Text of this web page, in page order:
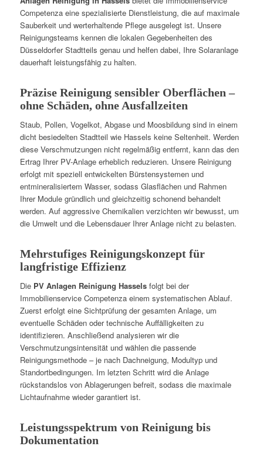
Competenza eine spezialisierte Dienstleistung, die auf maximale
Sauberkeit und werterhaltende Pflege ausgelegt ist. Unsere
Reinigungsteams kennen die lokalen Gegebenheiten des
Düsseldorfer Stadtteils genau und helfen dabei, Ihre Solaranlage
dauerhaft leistungsfähig zu halten.
Präzise Reinigung sensibler Oberflächen –
ohne Schäden, ohne Ausfallzeiten
Staub, Pollen, Vogelkot, Abgase und Moosbildung sind in einem
dicht besiedelten Stadtteil wie Hassels keine Seltenheit. Werden
diese Verschmutzungen nicht regelmäßig entfernt, kann das den
Ertrag Ihrer PV-Anlage erheblich reduzieren. Unsere Reinigung
erfolgt mit speziell entwickelten Bürstensystemen und
entmineralisiertem Wasser, sodass Glasflächen und Rahmen
Ihrer Module gründlich und gleichzeitig schonend behandelt
werden. Auf aggressive Chemikalien verzichten wir bewusst, um
die Umwelt und die Lebensdauer Ihrer Anlage nicht zu belasten.
Mehrstufiges Reinigungskonzept für
langfristige Effizienz
Die PV Anlagen Reinigung Hasselsfolgt bei der
Immobilienservice Competenza einem systematischen Ablauf.
Zuerst erfolgt eine Sichtprüfung der gesamten Anlage, um
eventuelle Schäden oder technische Auffälligkeiten zu
identifizieren. Anschließend analysieren wir die
Verschmutzungsintensität und wählen die passende
Reinigungsmethode – je nach Dachneigung, Modultyp und
Standortbedingungen. Im letzten Schritt wird die Anlage
rückstandslos von Ablagerungen befreit, sodass die maximale
Lichtaufnahme wieder garantiert ist.
Leistungsspektrum von Reinigung bis
Dokumentation